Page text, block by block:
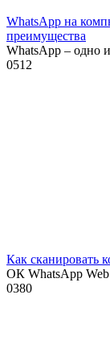
WhatsApp на
преимущества
WhatsApp – одно
0512
Как сканировать
ОК WhatsApp
0380